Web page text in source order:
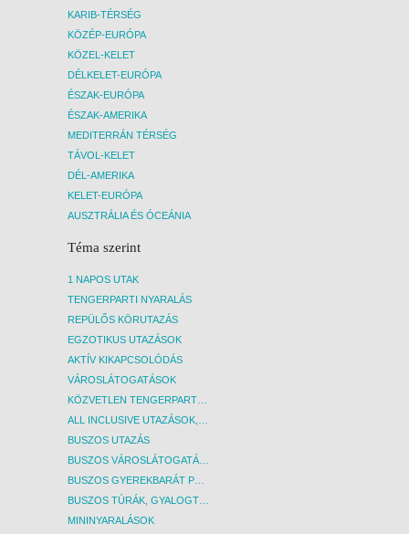
KARIB-TÉRSÉG
KÖZÉP-EURÓPA
KÖZEL-KELET
DÉLKELET-EURÓPA
ÉSZAK-EURÓPA
ÉSZAK-AMERIKA
MEDITERRÁN TÉRSÉG
TÁVOL-KELET
DÉL-AMERIKA
KELET-EURÓPA
AUSZTRÁLIA ÉS ÓCEÁNIA
Téma szerint
1 NAPOS UTAK
TENGERPARTI NYARALÁS
REPÜLŐS KÖRUTAZÁS
EGZOTIKUS UTAZÁSOK
AKTÍV KIKAPCSOLÓDÁS
VÁROSLÁTOGATÁSOK
KÖZVETLEN TENGERPARTI SZÁLLÁSOK
ALL INCLUSIVE UTAZÁSOK, NYARALÁSOK
BUSZOS UTAZÁS
BUSZOS VÁROSLÁTOGATÁSOK
BUSZOS GYEREKBARÁT PROGRAMOK
BUSZOS TÚRÁK, GYALOGTÚRÁK
MININYARALÁSOK